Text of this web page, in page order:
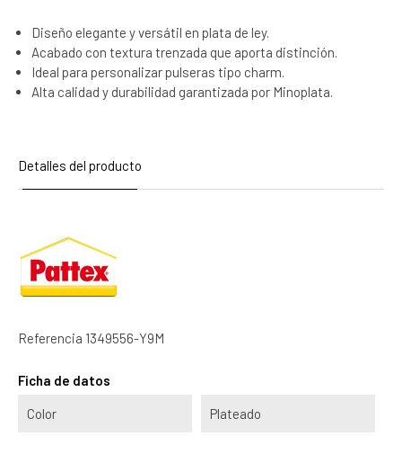
Diseño elegante y versátil en plata de ley.
Acabado con textura trenzada que aporta distinción.
Ideal para personalizar pulseras tipo charm.
Alta calidad y durabilidad garantizada por Minoplata.
Detalles del producto
Referencia 1349556-Y9M
Ficha de datos
Color Plateado